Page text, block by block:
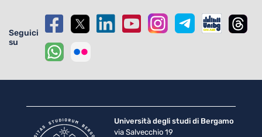
Seguici
su
Università degli studi di Bergamo
via Salvecchio 19